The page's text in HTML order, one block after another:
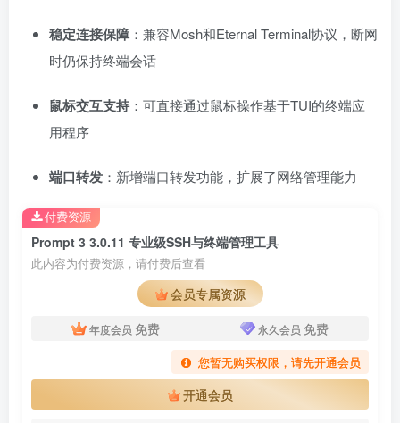
稳定连接保障 ：兼容Mosh和Eternal Terminal协议，断网
时仍保持终端会话
鼠标交互支持：可直接通过鼠标操作基于TUI的终端应
用程序
端口转发 ：新增端口转发功能，扩展了网络管理能力
Prompt 3 3.0.11 专业级SSH与终端管理工具
此内容为付费资源，请付费后查看
会员专属资源
年度会员 免费 永久会员 免费
您暂无购买权限，请先开通会员
开通会员
付费资源